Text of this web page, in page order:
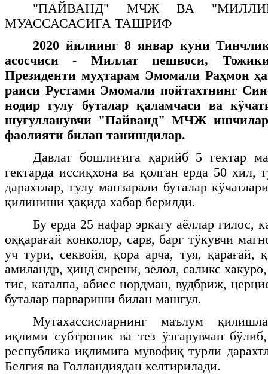
"ПАЙВАНД" МЧЖ ВА
МУАССАСАСИГА ТАШРИФ
2020 йилнинг 8 январ куни
асосчиси - Миллат пешвоси,
Президенти муҳтарам Эмомали Раҳмон
раиси Рустами Эмомали пойтахтнинг
нодир гулу буталар қаламчаси ва
шуғулланувчи "Пайванд" МЧЖ
фаолияти билан танишдилар.
Давлат бошлиғига қарийб 5 гектар
гектарда иссиқхона ва қолган ерда 50 хил,
дарахтлар, гулу манзарали буталар
қилиниши ҳақида хабар берилди.
Бу ерда 25 нафар эркагу аёллар гилос,
оққарағай конколор, сарв, барг тўкувчи
уч тури, секвойя, қора арча, туя, қарағай,
амиландр, ҳинд сирени, зелол, саликс
тис, каталпа, абиес нордман, вудбриж,
буталар парвариши билан машғул.
Мутахассисларнинг маълум
иқлими субтропик ва тез ўзгарувчан
республика иқлимига мувофиқ турли
Белгия ва Голландиядан келтирилади.